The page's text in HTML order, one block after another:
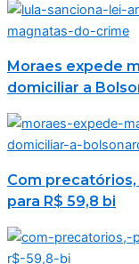
Moraes expede
domiciliar a
Com
para R$ 59,8 bi